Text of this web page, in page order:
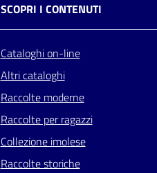
SCOPRI I CONTENUTI
Cataloghi on-line
Altri cataloghi
Raccolte moderne
Raccolte per ragazzi
Collezione imolese
Raccolte storiche